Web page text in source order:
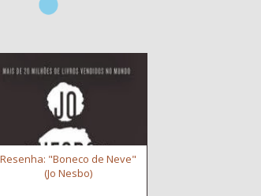
Resenha: "Boneco de Neve"
(Jo Nesbo)